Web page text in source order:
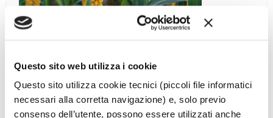
Questo sito web utilizza i cookie
Questo sito utilizza cookie tecnici (piccoli file informatici
necessari alla corretta navigazione) e, solo previo
consenso dell’utente, possono essere utilizzati anche
ricercatrice alla Sapienza Università di Roma. «Colpisce in
posizione prona e probabilmente legata (foto sotto), una
modalità funeraria insolita che suggerisce una condizione